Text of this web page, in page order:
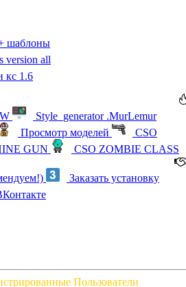
шаблоны
version all
кс 1.6
Style_generator .MurLemur
Просмотр моделей
CSO
GUN
CSO ZOMBIE CLASS
Заказать установку
Пользователи